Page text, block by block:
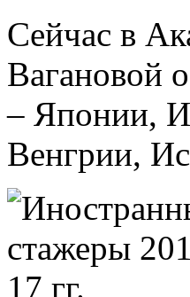
Сейчас в
Вагановой
– Японии,
Венгрии,